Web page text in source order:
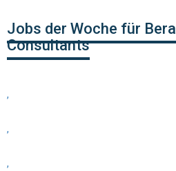
Jobs der Woche für
Consultants
,
,
,